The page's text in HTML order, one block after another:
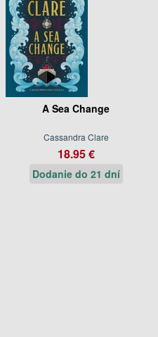
A Sea Change
Cassandra Clare
18.95 €
Dodanie do 21 dní